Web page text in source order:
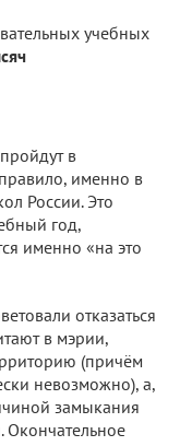
учебных
в
именно в
России. Это
год,
именно «на это
отказаться
в мэрии,
(причём
невозможно), а,
замыкания
Окончательное